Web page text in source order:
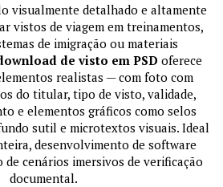
visualmente detalhado e altamente
vistos de viagem em treinamentos,
de imigração ou materiais
de visto em PSD oferece
realistas — com foto com
do titular, tipo de visto, validade,
e elementos gráficos como selos
sutil e microtextos visuais. Ideal
desenvolvimento de software
cenários imersivos de verificação
documental.